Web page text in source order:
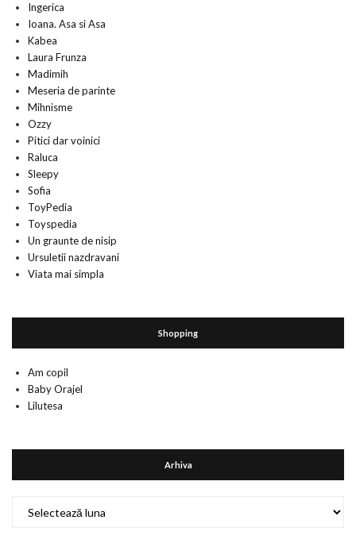
Ingerica
Ioana. Asa si Asa
Kabea
Laura Frunza
Madimih
Meseria de parinte
Mihnisme
Ozzy
Pitici dar voinici
Raluca
Sleepy
Sofia
ToyPedia
Toyspedia
Un graunte de nisip
Ursuletii nazdravani
Viata mai simpla
Shopping
Am copil
Baby Orajel
Lilutesa
Arhiva